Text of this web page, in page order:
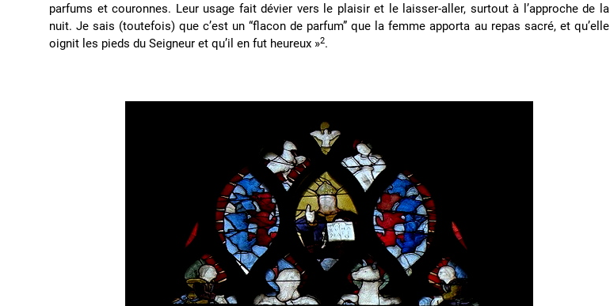
parfums et couronnes. Leur usage fait dévier vers le plaisir et le laisser-aller, surtout à l’approche de la
nuit. Je sais (toutefois) que c’est un “flacon de parfum” que la femme apporta au repas sacré, et qu’elle
oignit les pieds du Seigneur et qu’il en fut heureux »2.